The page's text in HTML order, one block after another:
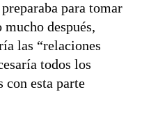
para tomar
mucho después,
las “relaciones
todos los
esta parte